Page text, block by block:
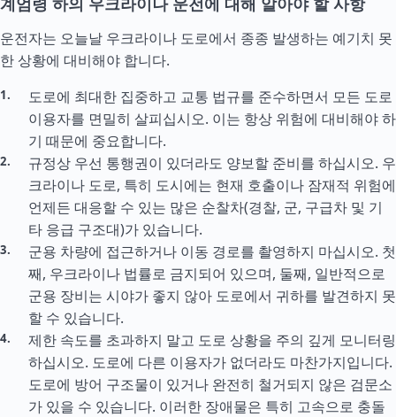
운전자는 오늘날 우크라이나 도로에서 종종 발생하는 예기치 못
한 상황에 대비해야 합니다.
도로에 최대한 집중하고 교통 법규를 준수하면서 모든 도로
이용자를 면밀히 살피십시오. 이는 항상 위험에 대비해야 하
기 때문에 중요합니다.
규정상 우선 통행권이 있더라도 양보할 준비를 하십시오. 우
크라이나 도로, 특히 도시에는 현재 호출이나 잠재적 위험에
언제든 대응할 수 있는 많은 순찰차(경찰, 군, 구급차 및 기
타 응급 구조대)가 있습니다.
군용 차량에 접근하거나 이동 경로를 촬영하지 마십시오. 첫
째, 우크라이나 법률로 금지되어 있으며, 둘째, 일반적으로
군용 장비는 시야가 좋지 않아 도로에서 귀하를 발견하지 못
할 수 있습니다.
제한 속도를 초과하지 말고 도로 상황을 주의 깊게 모니터링
하십시오. 도로에 다른 이용자가 없더라도 마찬가지입니다.
도로에 방어 구조물이 있거나 완전히 철거되지 않은 검문소
가 있을 수 있습니다. 이러한 장애물은 특히 고속으로 충돌